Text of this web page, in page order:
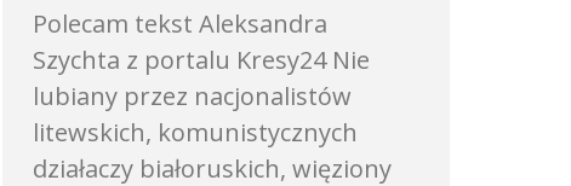
Polecam tekst Aleksandra
Szychta z portalu Kresy24 Nie
lubiany przez nacjonalistów
litewskich, komunistycznych
działaczy białoruskich, więziony